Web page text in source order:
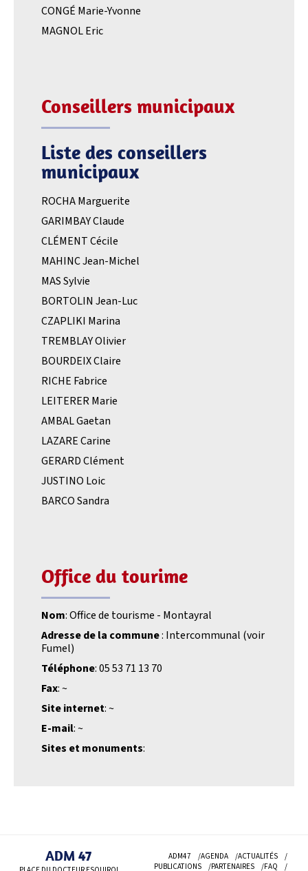
CONGÉ Marie-Yvonne
MAGNOL Eric
Conseillers municipaux
Liste des conseillers
municipaux
ROCHA Marguerite
GARIMBAY Claude
CLÉMENT Cécile
MAHINC Jean-Michel
MAS Sylvie
BORTOLIN Jean-Luc
CZAPLIKI Marina
TREMBLAY Olivier
BOURDEIX Claire
RICHE Fabrice
LEITERER Marie
AMBAL Gaetan
LAZARE Carine
GERARD Clément
JUSTINO Loic
BARCO Sandra
Office du tourime
Nom: Office de tourisme - Montayral
Adresse de la commune: Intercommunal (voir
Fumel)
Téléphone: 05 53 71 13 70
Fax: ~
Site internet: ~
E-mail: ~
Sites et monuments:
ADM 47 ADM47 AGENDA
ACTUALITÉS
PUBLICATIONS
PARTENAIRES FAQ